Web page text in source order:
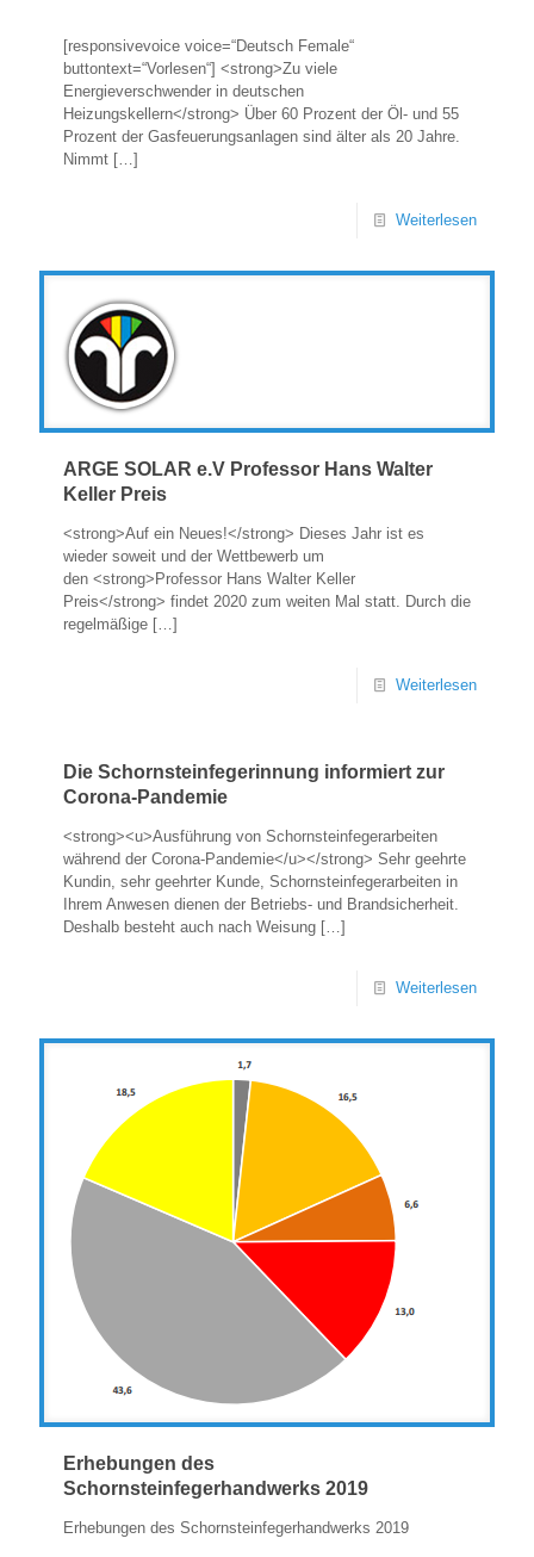
[responsivevoice voice=“Deutsch Female“
buttontext=“Vorlesen“] <strong>Zu viele
Energieverschwender in deutschen
Heizungskellern</strong> Über 60 Prozent der Öl- und 55
Prozent der Gasfeuerungsanlagen sind älter als 20 Jahre.
Nimmt […]
Weiterlesen
ARGE SOLAR e.V Professor Hans Walter
Keller Preis
<strong>Auf ein Neues!</strong> Dieses Jahr ist es
wieder soweit und der Wettbewerb um
den <strong>Professor Hans Walter Keller
Preis</strong> findet 2020 zum weiten Mal statt. Durch die
regelmäßige […]
Weiterlesen
Die Schornsteinfegerinnung informiert zur
Corona-Pandemie
<strong><u>Ausführung von Schornsteinfegerarbeiten
während der Corona-Pandemie</u></strong> Sehr geehrte
Kundin, sehr geehrter Kunde, Schornsteinfegerarbeiten in
Ihrem Anwesen dienen der Betriebs- und Brandsicherheit.
Deshalb besteht auch nach Weisung […]
Weiterlesen
Erhebungen des
Schornsteinfegerhandwerks 2019
Erhebungen des Schornsteinfegerhandwerks 2019